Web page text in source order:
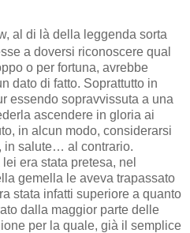
al di là della leggenda sorta
a doversi riconoscere qual
o per fortuna, avrebbe
dato di fatto. Soprattutto in
essendo sopravvissuta a una
ascendere in gloria ai
in alcun modo, considerarsi
in salute… al contrario.
era stata pretesa, nel
gemella le aveva trapassato
stata infatti superiore a quanto
dalla maggior parte delle
per la quale, già il semplice